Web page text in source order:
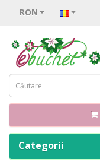
RON
Categorii